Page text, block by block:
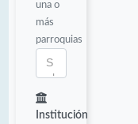
una o
más
parroquias
Institución